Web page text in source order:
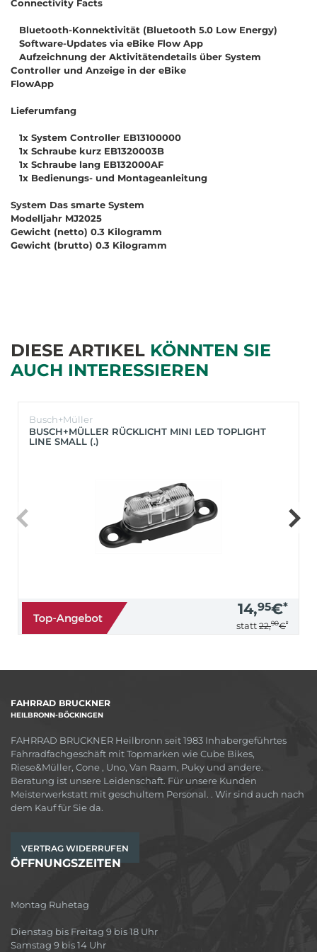
Connectivity Facts
Bluetooth-Konnektivität (Bluetooth 5.0 Low Energy)
Software-Updates via eBike Flow App
Aufzeichnung der Aktivitätendetails über System
Controller und Anzeige in der eBike
FlowApp
Lieferumfang
1x System Controller EB13100000
1x Schraube kurz EB1320003B
1x Schraube lang EB132000AF
1x Bedienungs- und Montageanleitung
System Das smarte System
Modelljahr MJ2025
Gewicht (netto) 0.3 Kilogramm
Gewicht (brutto) 0.3 Kilogramm
DIESE ARTIKEL KÖNNTEN SIE
AUCH INTERESSIEREN
Busch+Müller
BUSCH+MÜLLER RÜCKLICHT MINI LED TOPLIGHT
LINE SMALL (.)
14,95€*
statt 22,90€*
FAHRRAD BRUCKNER
HEILBRONN-BÖCKINGEN
FAHRRAD BRUCKNER Heilbronn seit 1983 Inhabergeführtes
Fahrradfachgeschäft mit Topmarken wie Cube Bikes,
Riese&Müller, Cone , Uno, Van Raam, Puky und andere.
Beratung ist unsere Leidenschaft. Für unsere Kunden
Meisterwerkstatt mit geschultem Personal. . Wir sind auch nach
dem Kauf für Sie da.
VERTRAG WIDERRUFEN
ÖFFNUNGSZEITEN
Montag Ruhetag
Dienstag bis Freitag 9 bis 18 Uhr
Samstag 9 bis 14 Uhr